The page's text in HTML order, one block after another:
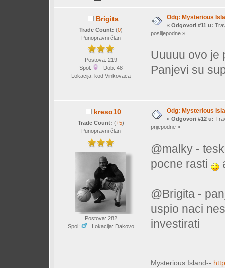
Brigita
Trade Count: (0)
Punopravni član
Postova: 219
Spol:
Dob: 48
Lokacija: kod Vinkovaca
Odg: Mysterious
« Odgovori #11 u:
poslijepodne »
Uuuuu ovo
Panjevi su
kreso10
Trade Count: (+5)
Punopravni član
Postova: 282
Spol:
Lokacija: Đakovo
Odg: Mysterious
« Odgovori #12 u:
prijepodne »
@malky -
pocne rasti
@Brigita -
uspio naci
investirati
Mysterious Island--